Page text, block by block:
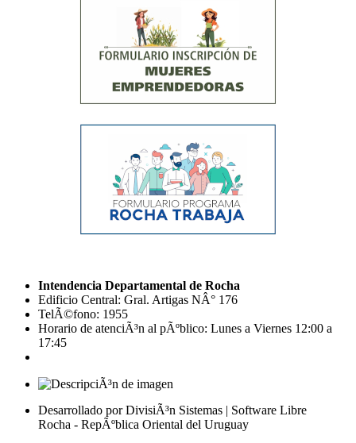
Intendencia Departamental de Rocha
Edificio Central: Gral. Artigas NÂ° 176
TelÃ©fono: 1955
Horario de atenciÃ³n al pÃºblico: Lunes a Viernes 12:00 a
17:45
Desarrollado por DivisiÃ³n Sistemas | Software Libre
Rocha - RepÃºblica Oriental del Uruguay